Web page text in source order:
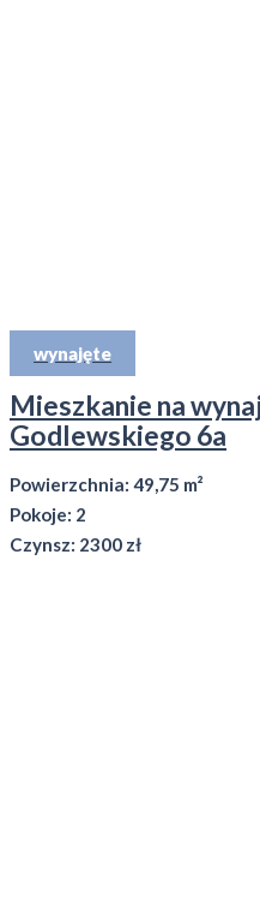
wynajęte
Mieszkanie na
Godlewskiego 6a
Powierzchnia: 49,75 m²
Pokoje: 2
Czynsz: 2300 zł